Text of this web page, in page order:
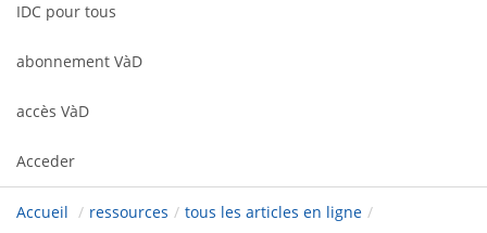
IDC pour tous
abonnement VàD
accès VàD
Acceder
Accueil / ressources / tous les articles en ligne /